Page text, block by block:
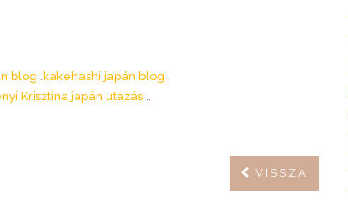
blog
kakehashi japán blog
Krisztina japán utazás
VISSZA